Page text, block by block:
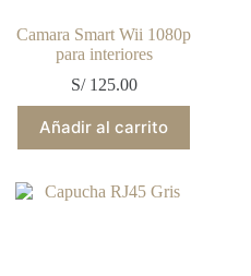
Camara Smart Wii 1080p
para interiores
S/125.00
Añadir al carrito